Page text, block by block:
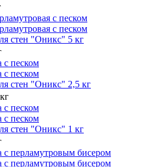
стен "Оникс" 5 кг
стен "Оникс" 2,5 кг
стен "Оникс" 1 кг